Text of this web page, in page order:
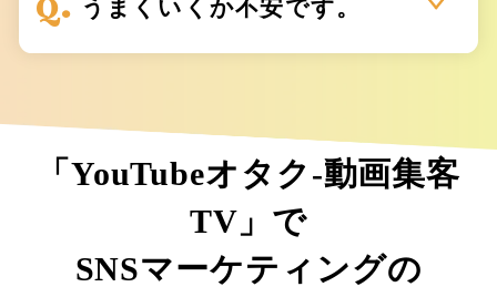
うまくいくか不安です。
「YouTubeオタク-動画集客
TV」で
SNSマーケティングの